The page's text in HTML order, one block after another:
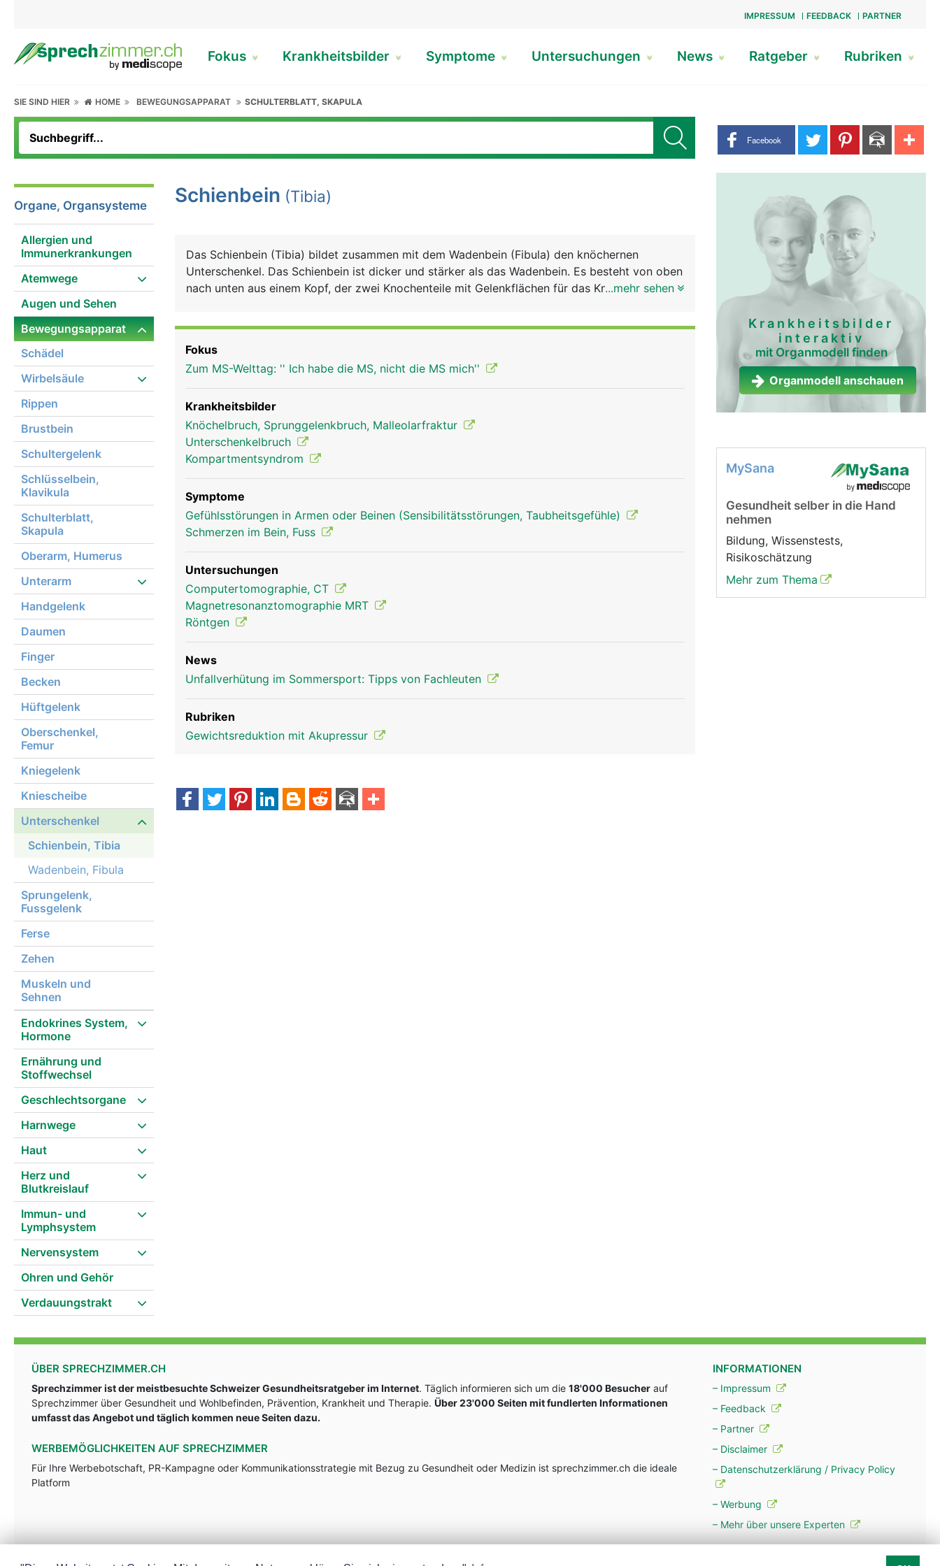
IMPRESSUM FEEDBACK PARTNER
Fokus Krankheitsbilder Symptome Untersuchungen News Ratgeber Rubriken
SIE SIND HIER HOME BEWEGUNGSAPPARAT SCHULTERBLATT, SKAPULA
Share buttons
Facebook
Organe, Organsysteme
Allergien und
Immunerkrankungen
Atemwege
Augen und Sehen
Bewegungsapparat
Schädel
Wirbelsäule
Rippen
Brustbein
Schultergelenk
Schlüsselbein,
Klavikula
Schulterblatt,
Skapula
Oberarm, Humerus
Unterarm
Handgelenk
Daumen
Finger
Becken
Hüftgelenk
Oberschenkel,
Femur
Kniegelenk
Kniescheibe
Unterschenkel
Schienbein, Tibia
Wadenbein, Fibula
Sprungelenk,
Fussgelenk
Ferse
Zehen
Muskeln und
Sehnen
Endokrines System,
Hormone
Ernährung und
Stoffwechsel
Geschlechtsorgane
Harnwege
Haut
Herz und
Blutkreislauf
Immun- und
Lymphsystem
Nervensystem
Ohren und Gehör
Verdauungstrakt
Schienbein (Tibia)
Das Schienbein (Tibia) bildet zusammen mit dem Wadenbein (Fibula) den knöchernen
Unterschenkel. Das Schienbein ist dicker und stärker als das Wadenbein. Es besteht von oben
nach unten aus einem Kopf, der zwei Knochenteile mit Gelenkflächen für das Kniegelenk
Schienbein Frau
...mehr sehen
Fokus
Zum MS-Welttag: '' Ich habe die MS, nicht die MS mich''
Krankheitsbilder
Knöchelbruch, Sprunggelenkbruch, Malleolarfraktur
Unterschenkelbruch
Kompartmentsyndrom
Symptome
Gefühlsstörungen in Armen oder Beinen (Sensibilitätsstörungen, Taubheitsgefühle)
Schmerzen im Bein, Fuss
Untersuchungen
Computertomographie, CT
Magnetresonanztomographie MRT
Röntgen
News
Unfallverhütung im Sommersport: Tipps von Fachleuten
Rubriken
Gewichtsreduktion mit Akupressur
Krankheitsbilder
interaktiv
mit Organmodell finden
Organmodell anschauen
MySana
Gesundheit selber in die Hand
nehmen
Bildung, Wissenstests,
Risikoschätzung
Mehr zum Thema
ÜBER SPRECHZIMMER.CH
Sprechzimmer ist der meistbesuchte Schweizer Gesundheitsratgeber im Internet. Täglich informieren sich um die 18'000 Besucher auf
Sprechzimmer über Gesundheit und Wohlbefinden, Prävention, Krankheit und Therapie. Über 23'000 Seiten mit fundlerten Informationen
umfasst das Angebot und täglich kommen neue Seiten dazu.
WERBEMÖGLICHKEITEN AUF SPRECHZIMMER
Für Ihre Werbebotschaft, PR-Kampagne oder Kommunikationsstrategie mit Bezug zu Gesundheit oder Medizin ist sprechzimmer.ch die ideale
Platform
INFORMATIONEN
– Impressum
– Feedback
– Partner
– Disclaimer
– Datenschutzerklärung / Privacy Policy
– Werbung
– Mehr über unsere Experten